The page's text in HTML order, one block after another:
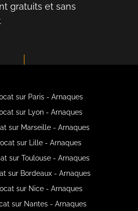
gratuits et sans
sur Paris - Arnaques
sur Lyon - Arnaques
sur Marseille - Arnaques
sur Lille - Arnaques
sur Toulouse - Arnaques
sur Bordeaux - Arnaques
sur Nice - Arnaques
sur Nantes - Arnaques